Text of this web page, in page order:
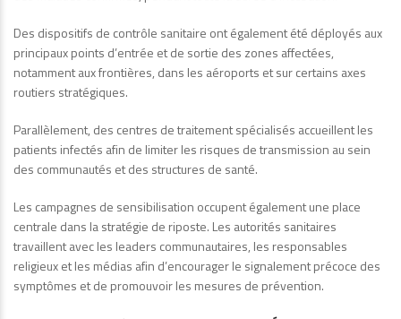
Des dispositifs de contrôle sanitaire ont également été déployés aux
principaux points d’entrée et de sortie des zones affectées,
notamment aux frontières, dans les aéroports et sur certains axes
routiers stratégiques.
Parallèlement, des centres de traitement spécialisés accueillent les
patients infectés afin de limiter les risques de transmission au sein
des communautés et des structures de santé.
Les campagnes de sensibilisation occupent également une place
centrale dans la stratégie de riposte. Les autorités sanitaires
travaillent avec les leaders communautaires, les responsables
religieux et les médias afin d’encourager le signalement précoce des
symptômes et de promouvoir les mesures de prévention.